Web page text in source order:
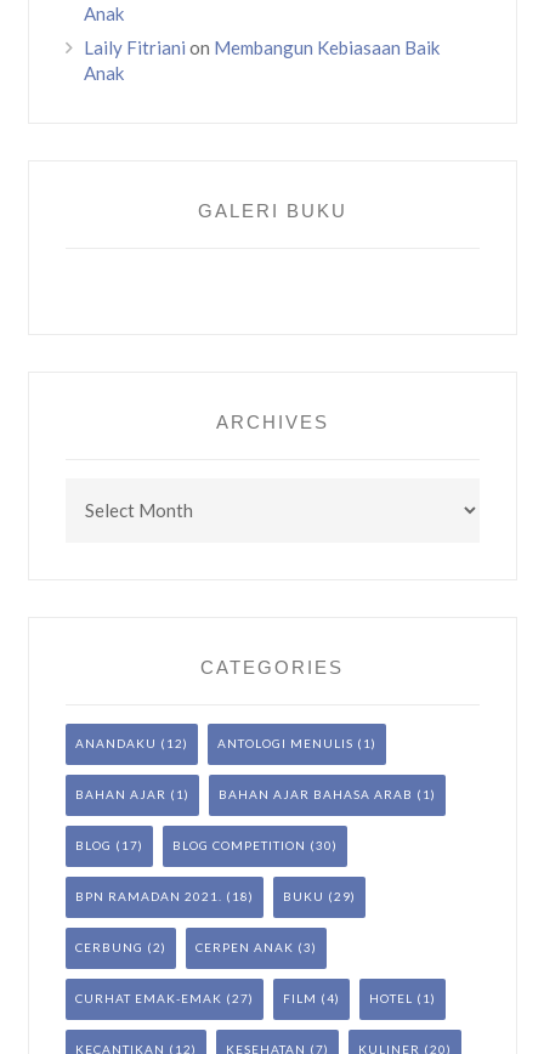
Anak
Laily Fitriani on Membangun Kebiasaan Baik
Anak
GALERI BUKU
ARCHIVES
CATEGORIES
ANANDAKU (12) ANTOLOGI MENULIS (1)
BAHAN AJAR (1) BAHAN AJAR BAHASA ARAB (1)
BLOG (17) BLOG COMPETITION (30)
BPN RAMADAN 2021. (18) BUKU (29)
CERBUNG (2) CERPEN ANAK (3)
CURHAT EMAK-EMAK (27) FILM (4) HOTEL (1)
KECANTIKAN (12) KESEHATAN (7) KULINER (20)